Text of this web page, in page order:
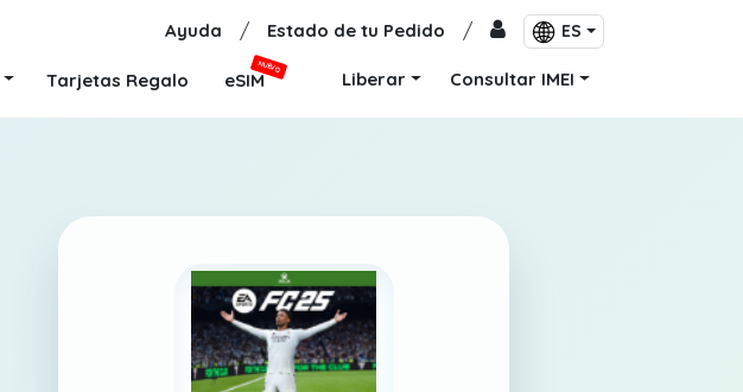
Ayuda / Estado de tu Pedido / ES
Tarjetas Regalo eSIM
NUEVO
Liberar Consultar IMEI